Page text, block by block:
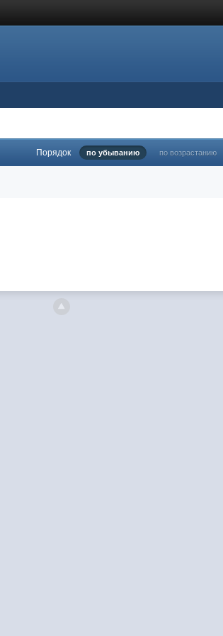
Порядок по убыванию по возрастанию